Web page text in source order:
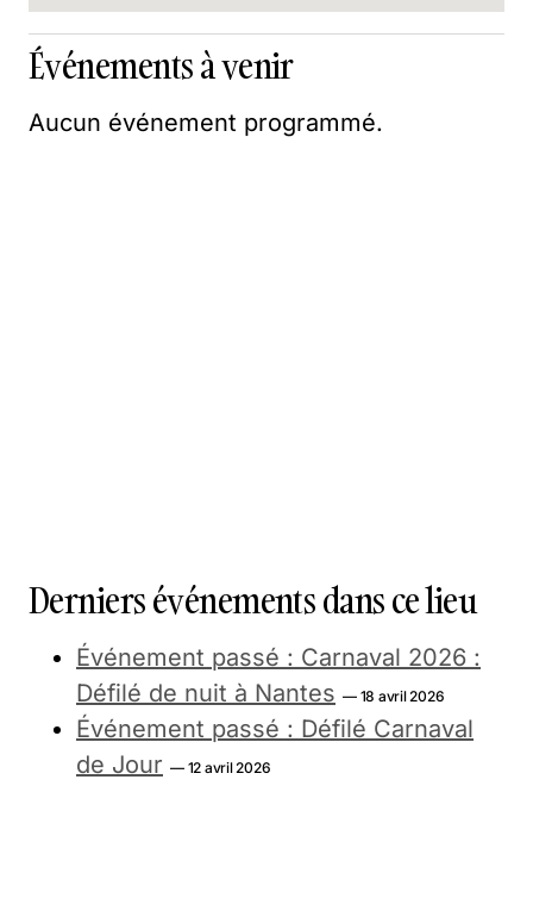
Événements à venir
Aucun événement programmé.
Derniers événements dans ce lieu
Événement passé : Carnaval 2026 :
Défilé de nuit à Nantes — 18 avril 2026
Événement passé : Défilé Carnaval
de Jour — 12 avril 2026